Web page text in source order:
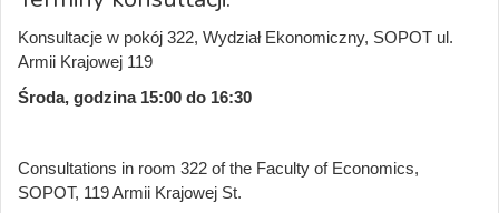
Konsultacje w pokój 322, Wydział Ekonomiczny, SOPOT ul.
Armii Krajowej 119
Środa, godzina 15:00 do 16:30
Consultations in room 322 of the Faculty of Economics,
SOPOT, 119 Armii Krajowej St.